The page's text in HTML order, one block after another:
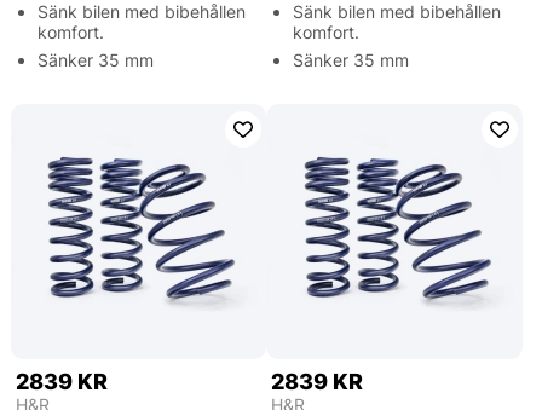
Sänk bilen med bibehållen
komfort.
Sänker 35 mm
Sänk bilen med bibehållen
komfort.
Sänker 35 mm
2839 KR
H&R
2839 KR
H&R